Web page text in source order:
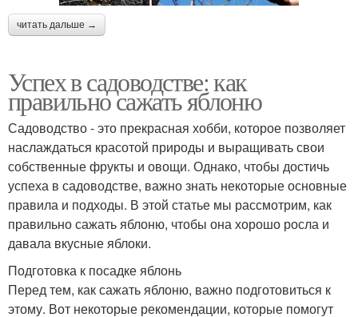
читать дальше →
Успех в садоводстве: как
правильно сажать яблоню
Садоводство - это прекрасная хобби, которое позволяет
наслаждаться красотой природы и выращивать свои
собственные фрукты и овощи. Однако, чтобы достичь
успеха в садоводстве, важно знать некоторые основные
правила и подходы. В этой статье мы рассмотрим, как
правильно сажать яблоню, чтобы она хорошо росла и
давала вкусные яблоки.
Подготовка к посадке яблонь
Перед тем, как сажать яблоню, важно подготовиться к
этому. Вот некоторые рекомендации, которые помогут